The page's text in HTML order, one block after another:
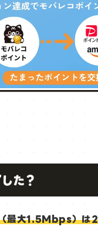
た？
最大1.5Mbps）